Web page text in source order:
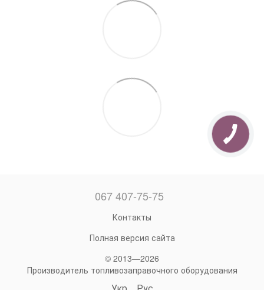
067 407-75-75
Контакты
Полная версия сайта
© 2013—2026
Производитель топливозаправочного оборудования